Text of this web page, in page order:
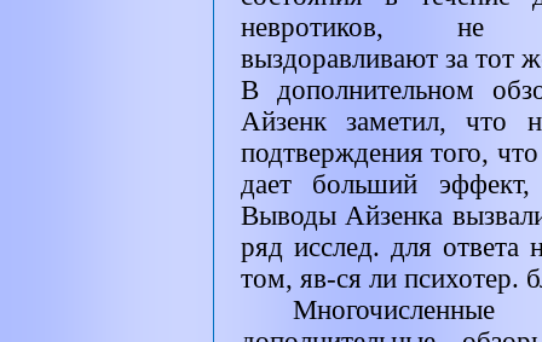
невротиков, не
выздоравливают за тот
В дополнительном
Айзенк заметил, что
подтверждения того,
дает больший
Выводы Айзенка
ряд исслед. для ответа
том, яв-ся ли психотер.